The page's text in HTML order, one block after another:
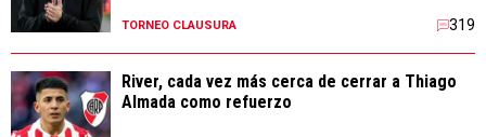
TORNEO CLAUSURA 319
River, cada vez más cerca de cerrar a Thiago
Almada como refuerzo